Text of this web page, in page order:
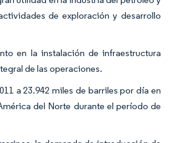
de exploración y desarrollo
en la instalación de infraestructura
de las operaciones.
a 23.942 miles de barriles por día en
del Norte durante el período de